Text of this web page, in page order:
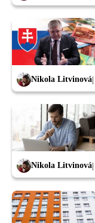
Nikola Litvinová
Nikola Litvinová